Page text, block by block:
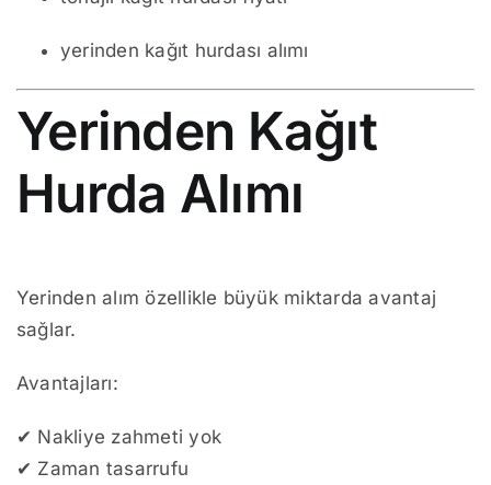
yerinden kağıt hurdası alımı
Yerinden Kağıt
Hurda Alımı
Yerinden alım özellikle büyük miktarda avantaj
sağlar.
Avantajları:
✔ Nakliye zahmeti yok
✔ Zaman tasarrufu